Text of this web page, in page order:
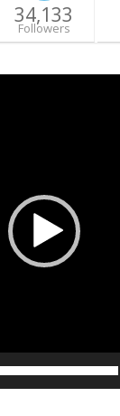
34,133
Followers